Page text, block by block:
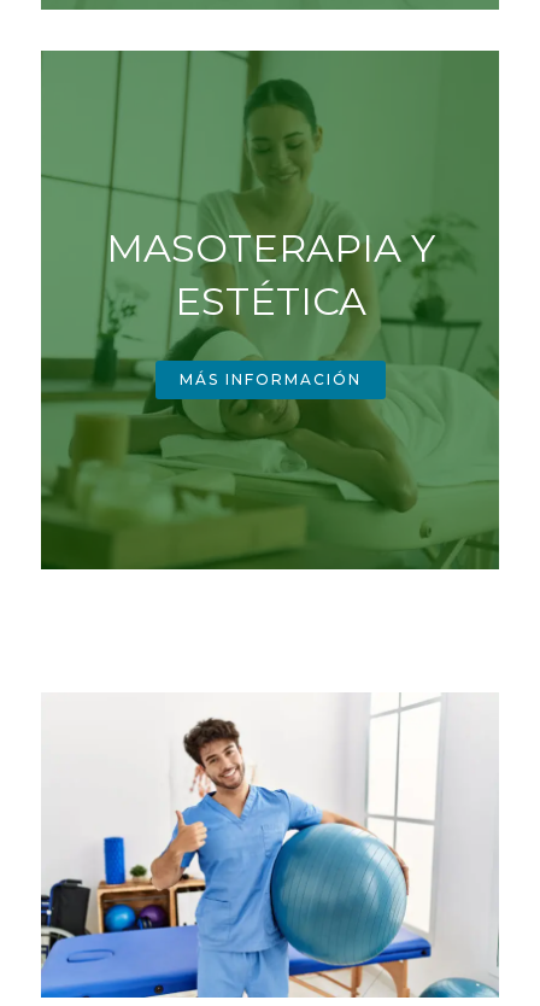
MASOTERAPIA Y
ESTÉTICA
MÁS INFORMACIÓN